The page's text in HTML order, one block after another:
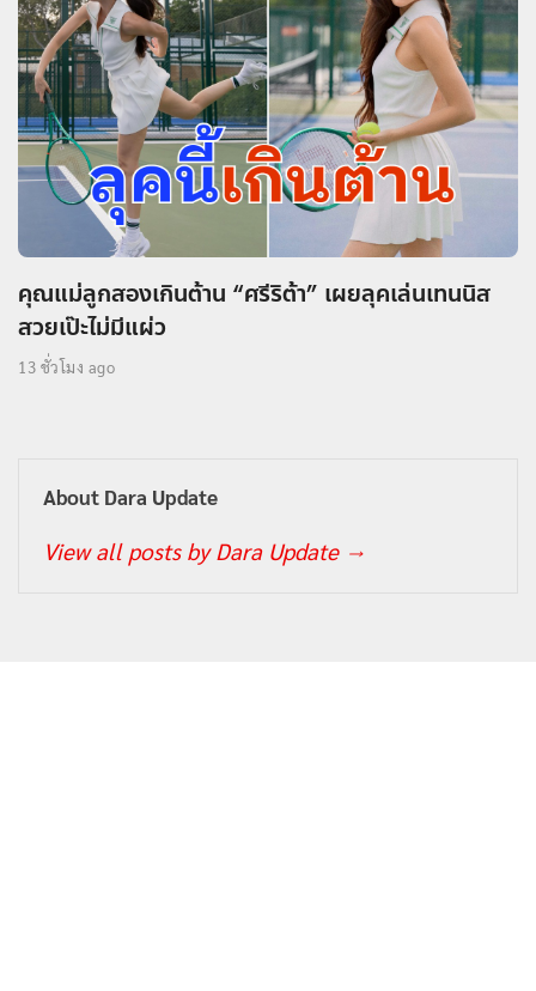
คุณแม่ลูกสองเกินต้าน “ศรีริต้า” เผยลุคเล่นเทนนิส
สวยเป๊ะไม่มีแผ่ว
13 ชั่วโมง ago
About Dara Update
View all posts by Dara Update →